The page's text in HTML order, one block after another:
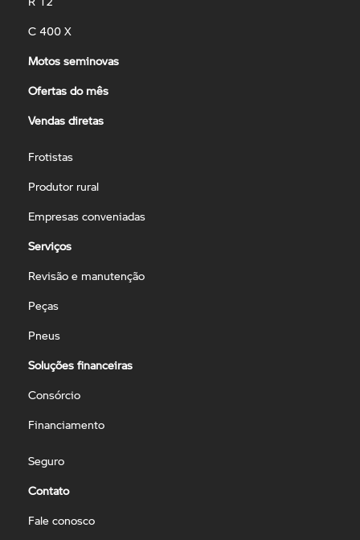
C 400 X
Motos seminovas
Ofertas do mês
Vendas diretas
Frotistas
Produtor rural
Empresas conveniadas
Serviços
Revisão e manutenção
Peças
Pneus
Soluções financeiras
Consórcio
Financiamento
Seguro
Contato
Fale conosco